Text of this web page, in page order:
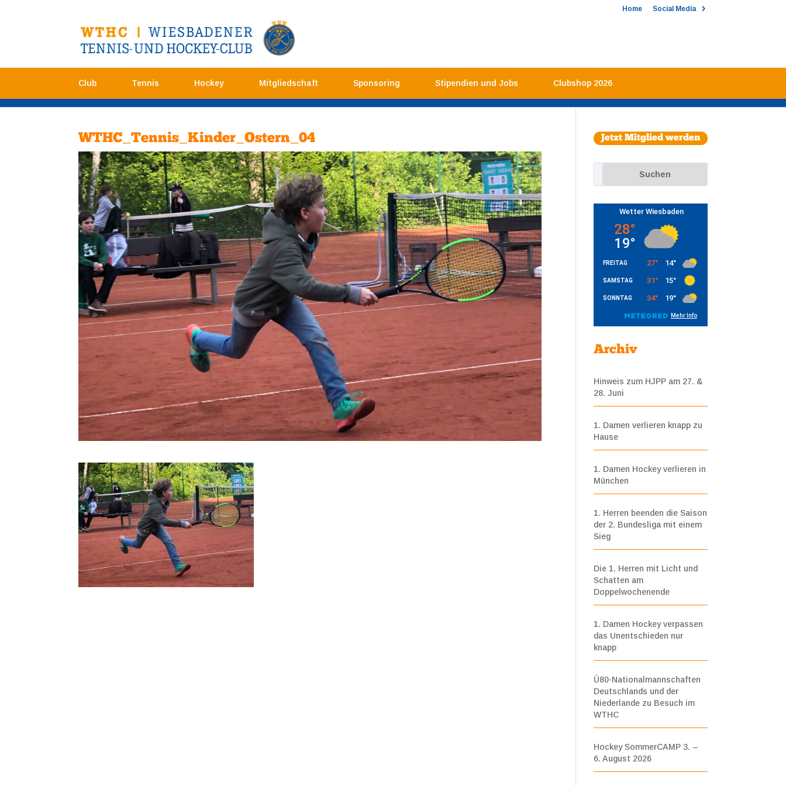
Home Social Media
Club Tennis Hockey Mitgliedschaft Sponsoring Stipendien und Jobs Clubshop 2026
WTHC_Tennis_Kinder_Ostern_04 Jetzt Mitglied werden
Archiv
Hinweis zum HJPP am 27. &
28. Juni
1. Damen verlieren knapp zu
Hause
1. Damen Hockey verlieren in
München
1. Herren beenden die Saison
der 2. Bundesliga mit einem
Sieg
Die 1. Herren mit Licht und
Schatten am
Doppelwochenende
1. Damen Hockey verpassen
das Unentschieden nur
knapp
Ü80-Nationalmannschaften
Deutschlands und der
Niederlande zu Besuch im
WTHC
Hockey SommerCAMP 3. –
6. August 2026